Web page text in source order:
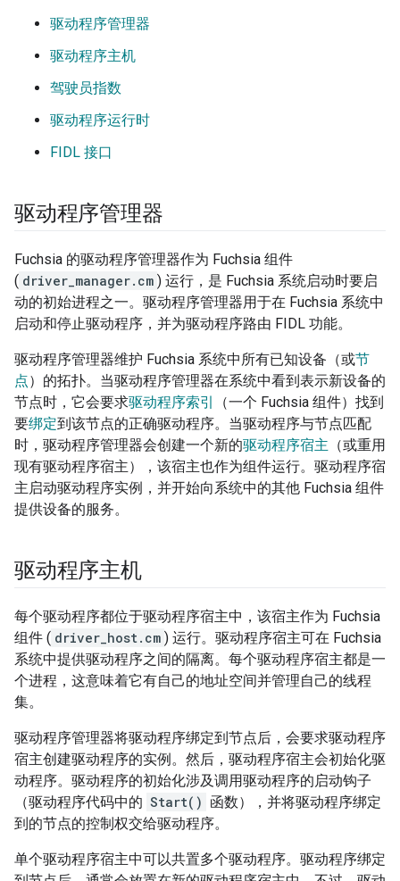
驱动程序管理器
驱动程序主机
驾驶员指数
驱动程序运行时
FIDL 接口
驱动程序管理器
Fuchsia 的驱动程序管理器作为 Fuchsia 组件
( driver_manager.cm ) 运行，是 Fuchsia 系统启动时要启
动的初始进程之一。驱动程序管理器用于在 Fuchsia 系统中
启动和停止驱动程序，并为驱动程序路由 FIDL 功能。
驱动程序管理器维护 Fuchsia 系统中所有已知设备（或节
点）的拓扑。当驱动程序管理器在系统中看到表示新设备的
节点时，它会要求驱动程序索引
（一个 Fuchsia 组件）找到
要绑定到该节点的正确驱动程序。当驱动程序与节点匹配
时，驱动程序管理器会创建一个新的驱动程序宿主 （或重用
现有驱动程序宿主），该宿主也作为组件运行。驱动程序宿
主启动驱动程序实例，并开始向系统中的其他 Fuchsia 组件
提供设备的服务。
驱动程序主机
每个驱动程序都位于驱动程序宿主中，该宿主作为 Fuchsia
组件 ( driver_host.cm ) 运行。驱动程序宿主可在 Fuchsia
系统中提供驱动程序之间的隔离。每个驱动程序宿主都是一
个进程，这意味着它有自己的地址空间并管理自己的线程
集。
驱动程序管理器将驱动程序绑定到节点后，会要求驱动程序
宿主创建驱动程序的实例。然后，驱动程序宿主会初始化驱
动程序。驱动程序的初始化涉及调用驱动程序的启动钩子
（驱动程序代码中的 Start() 函数），并将驱动程序绑定
到的节点的控制权交给驱动程序。
单个驱动程序宿主中可以共置多个驱动程序。驱动程序绑定